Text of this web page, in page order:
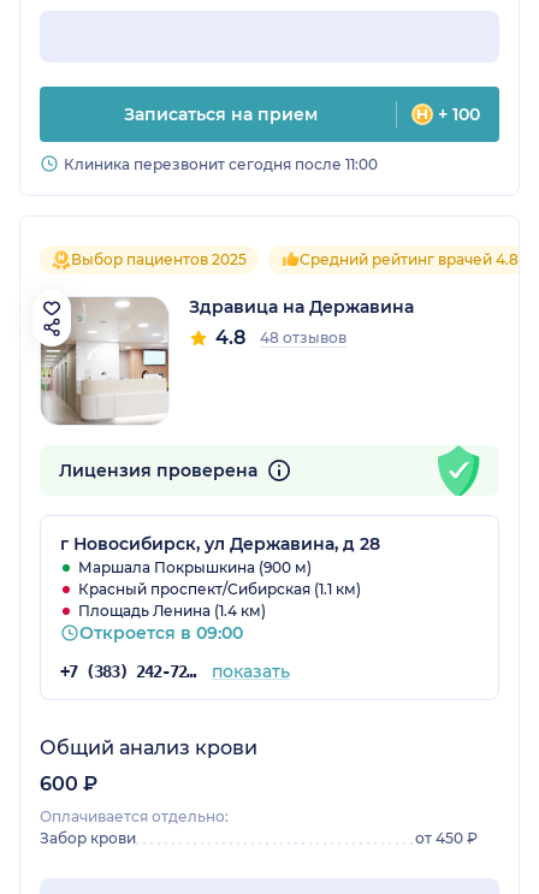
Записаться на прием + 100
Клиника перезвонит сегодня после 11:00
Выбор пациентов 2025 Средний рейтинг врачей 4.8
Здравица на Державина
4.8 48 отзывов
Лицензия проверена
г Новосибирск, ул Державина, д 28
Маршала Покрышкина (900 м)
Красный проспект/Сибирская (1.1 км)
Площадь Ленина (1.4 км)
Откроется в 09:00
+7 (383) 242-72-53 показать
Общий анализ крови
600 ₽
Оплачивается отдельно:
Забор крови
от 450 ₽